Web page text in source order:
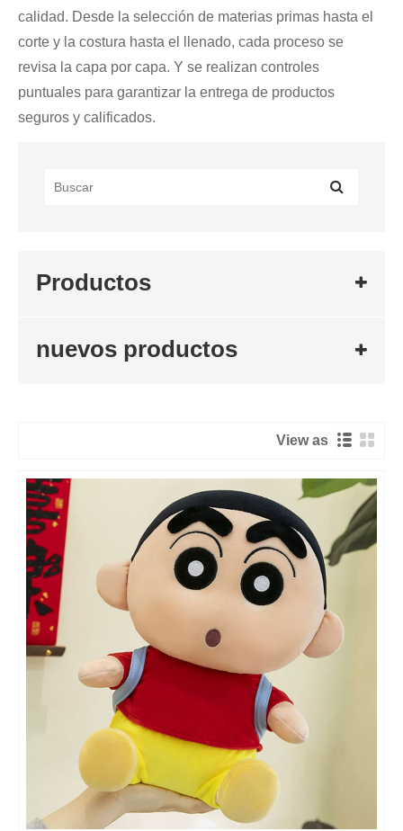
calidad. Desde la selección de materias primas hasta el
corte y la costura hasta el llenado, cada proceso se
revisa la capa por capa. Y se realizan controles
puntuales para garantizar la entrega de productos
seguros y calificados.
Productos
nuevos productos
View as